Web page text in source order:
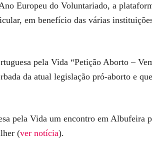
Europeu do Voluntariado, a
em benefício das várias
pela Vida “Petição Aborto –
da atual legislação pró-aborto e
pela Vida um encontro em Albufeira
(ver notícia).